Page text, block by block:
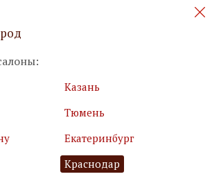
акции и новинки
использования сайта
Казань
Тюмень
Екатеринбург
Краснодар